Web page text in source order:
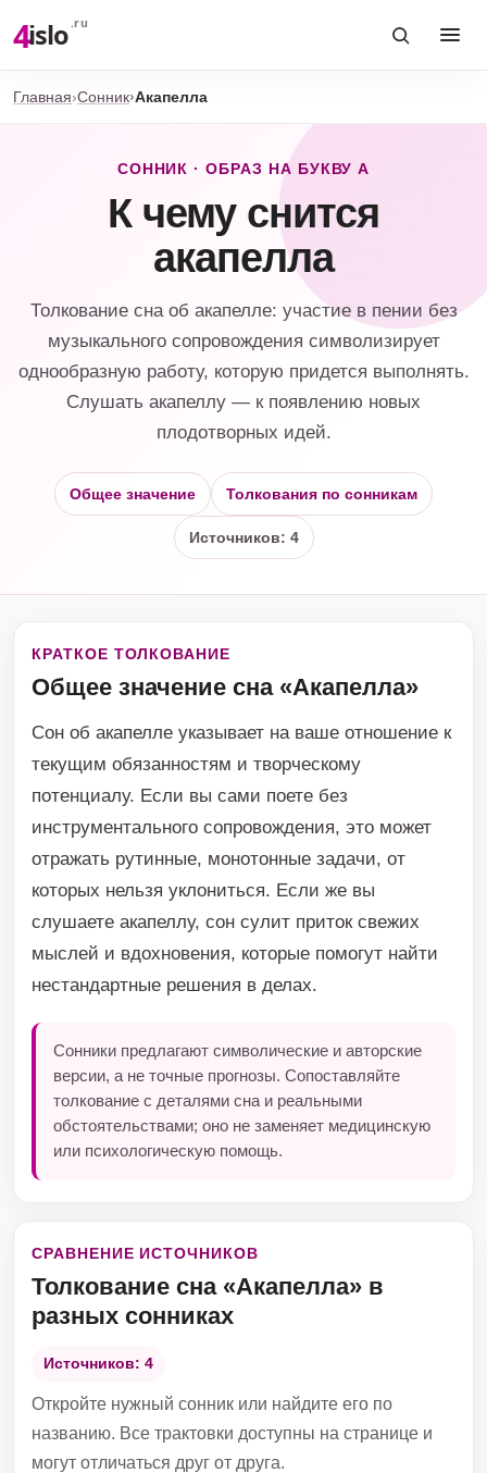
4islo .ru
Главная Сонник Акапелла
СОННИК · ОБРАЗ НА БУКВУ А
К чему снится
акапелла
Толкование сна об акапелле: участие в пении без
музыкального сопровождения символизирует
однообразную работу, которую придется выполнять.
Слушать акапеллу — к появлению новых
плодотворных идей.
Общее значение Толкования по сонникам
Источников: 4
КРАТКОЕ ТОЛКОВАНИЕ
Общее значение сна «Акапелла»
Сон об акапелле указывает на ваше отношение к
текущим обязанностям и творческому
потенциалу. Если вы сами поете без
инструментального сопровождения, это может
отражать рутинные, монотонные задачи, от
которых нельзя уклониться. Если же вы
слушаете акапеллу, сон сулит приток свежих
мыслей и вдохновения, которые помогут найти
нестандартные решения в делах.
Сонники предлагают символические и авторские
версии, а не точные прогнозы. Сопоставляйте
толкование с деталями сна и реальными
обстоятельствами; оно не заменяет медицинскую
или психологическую помощь.
СРАВНЕНИЕ ИСТОЧНИКОВ
Толкование сна «Акапелла» в
разных сонниках
Источников: 4
Откройте нужный сонник или найдите его по
названию. Все трактовки доступны на странице и
могут отличаться друг от друга.